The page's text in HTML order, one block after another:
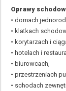
Oprawy
• domach
• klatkach
• korytarzach i
• hotelach i
• biurowcach,
• przestrzeniach
• schodach